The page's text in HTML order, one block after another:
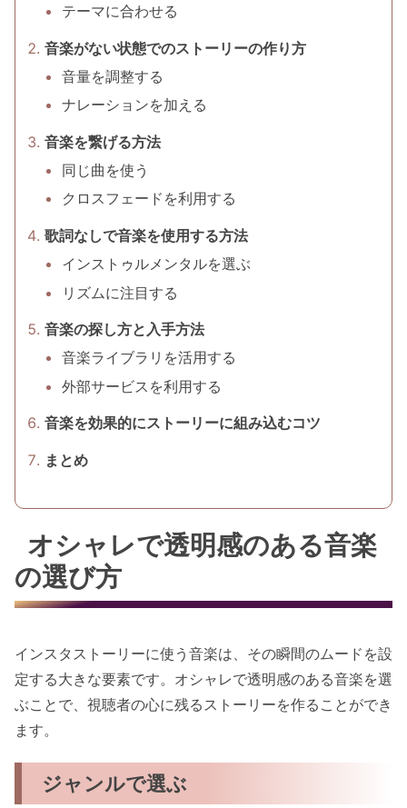
テーマに合わせる
音楽がない状態でのストーリーの作り方
音量を調整する
ナレーションを加える
音楽を繋げる方法
同じ曲を使う
クロスフェードを利用する
歌詞なしで音楽を使用する方法
インストゥルメンタルを選ぶ
リズムに注目する
音楽の探し方と入手方法
音楽ライブラリを活用する
外部サービスを利用する
音楽を効果的にストーリーに組み込むコツ
まとめ
オシャレで透明感のある音楽
の選び方
インスタストーリーに使う音楽は、その瞬間のムードを設
定する大きな要素です。オシャレで透明感のある音楽を選
ぶことで、視聴者の心に残るストーリーを作ることができ
ます。
ジャンルで選ぶ